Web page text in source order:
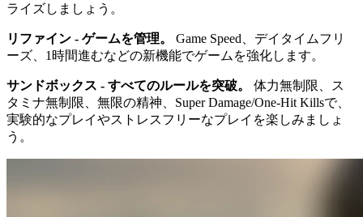
ライズしましょう。
リファイン - ゲームを管理。
Game Speed、デイタイムフリ
ーズ、1時間進むなどの新機能でゲームを強化します。
サンドボックス - すべてのルールを突破。
体力無制限、ス
タミナ無制限、無限の精神、Super Damage/One-Hit Killsで、
実験的なプレイやストレスフリーなプレイを楽しみましょ
う。